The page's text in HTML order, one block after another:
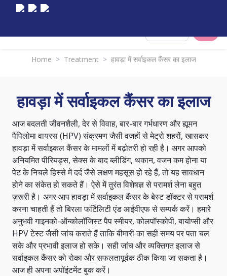
Home > Treatment > हावड़ा में सर्वाइकल कैंसर का इलाज
हावड़ा में सर्वाइकल कैंसर का इलाज
आज बदलती जीवनशैली, देर से विवाह, बार-बार गर्भधारण और ह्यूमन
पैपिलोमा वायरस (HPV) संक्रमण जैसी वजहों से मेट्रो शहरों, खासकर
हावड़ा में सर्वाइकल कैंसर के मामलों में बढ़ोतरी हो रही है। अगर आपको
अनियमित पीरियड्स, सेक्स के बाद ब्लीडिंग, थकान, वजन कम होना या
पेट के निचले हिस्से में दर्द जैसे लक्षण महसूस हो रहे हैं, तो यह सावधान
होने का संकेत हो सकते हैं। ऐसे में तुरंत विशेषज्ञ से परामर्श लेना बहुत
ज़रूरी है। अगर आप हावड़ा में सर्वाइकल कैंसर के बेस्ट डॉक्टर से परामर्श
करना चाहती हैं तो बिरला फर्टिलिटी एंड आईवीएफ से सम्पर्क करें। हमारे
अनुभवी गाइनको-ऑन्कोलॉजिस्ट पैप स्मीयर, कोलपॉस्कोपी, बायोप्सी और
HPV टेस्ट जैसी जांच कराते हैं ताकि बीमारी का सही समय पर पता चल
सके और प्रभावी इलाज हो सके। सही जांच और व्यक्तिगत इलाज से
सर्वाइकल कैंसर को रोका और सफलतापूर्वक ठीक किया जा सकता है।
आज ही अपना अपॉइंटमेंट बुक करें।